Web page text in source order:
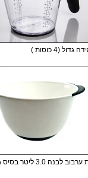
(4 כוסות )
לבנה 3.0 ליטר בסיס גומי